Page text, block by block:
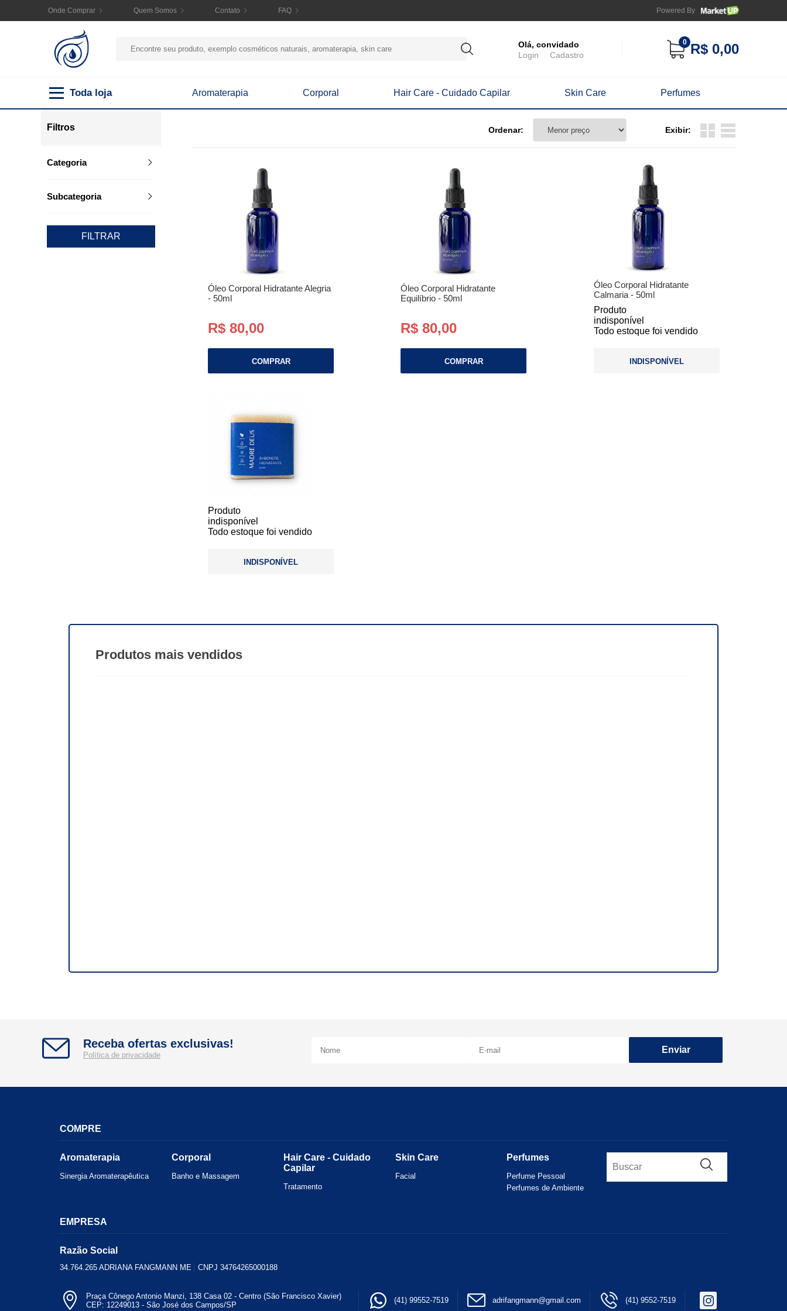
Onde Comprar Quem Somos Contato FAQ Powered By
Olá, convidado
Login
Cadastro
0 R$ 0,00
Toda loja Aromaterapia Corporal Hair Care - Cuidado Capilar Skin Care Perfumes
Filtros
Categoria
Subcategoria
FILTRAR
Ordenar: Exibir:
Óleo Corporal Hidratante Alegria
- 50ml
R$ 80,00
COMPRAR
Óleo Corporal Hidratante
Equilíbrio - 50ml
R$ 80,00
COMPRAR
Óleo Corporal Hidratante
Calmaria - 50ml
Produto
indisponível
Todo estoque foi vendido
INDISPONÍVEL
Produto
indisponível
Todo estoque foi vendido
INDISPONÍVEL
Produtos mais vendidos
Receba ofertas exclusivas!
Política de privacidade
Enviar
COMPRE
Aromaterapia
Sinergia Aromaterapêutica
Corporal
Banho e Massagem
Hair Care - Cuidado
Capilar
Tratamento
Skin Care
Facial
Perfumes
Perfume Pessoal
Perfumes de Ambiente
EMPRESA
Razão Social
34.764.265 ADRIANA FANGMANN ME CNPJ 34764265000188
Praça Cônego Antonio Manzi, 138 Casa 02 - Centro (São Francisco Xavier)
CEP: 12249013 - São José dos Campos/SP
(41) 99552-7519 adrifangmann@gmail.com (41) 9552-7519